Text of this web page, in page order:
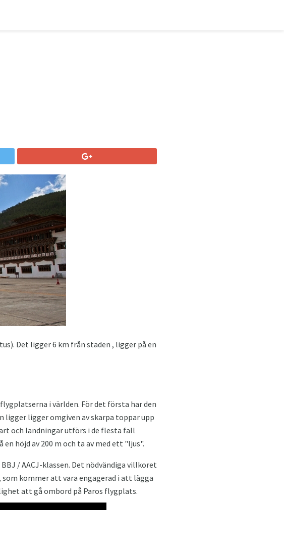
Det ligger 6 km från staden , ligger på en
i världen. För det första har den
ligger ligger omgiven av skarpa toppar upp
och landningar utförs i de flesta fall
höjd av 200 m och ta av med ett "ljus".
/ AACJ-klassen. Det nödvändiga villkoret
kommer att vara engagerad i att lägga
att gå ombord på Paros flygplats.